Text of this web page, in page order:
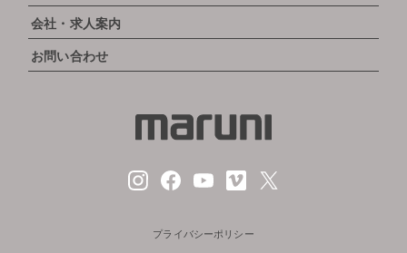
会社・求人案内
お問い合わせ
プライバシーポリシー